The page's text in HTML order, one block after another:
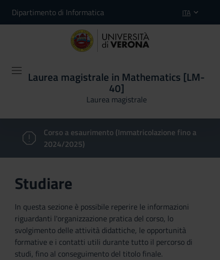
Dipartimento di Informatica ITA
Laurea magistrale in Mathematics [LM-
40]
Laurea magistrale
Corso a esaurimento (Immatricolazione fino a
2024/2025)
Studiare
In questa sezione è possibile reperire le informazioni
riguardanti l'organizzazione pratica del corso, lo
svolgimento delle attività didattiche, le opportunità
formative e i contatti utili durante tutto il percorso di
studi, fino al conseguimento del titolo finale.